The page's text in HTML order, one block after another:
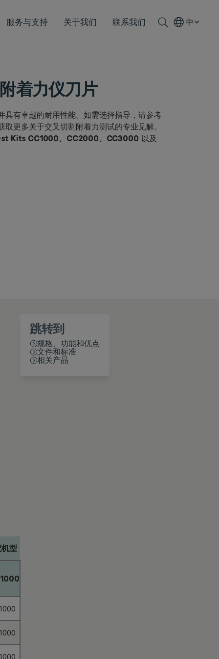
服务与支持 关于我们 联系我们 中
着力仪刀片
具有卓越的耐用性能。如需选择指导，请参考
更多关于交叉切割附着力测试的专业见解。
Kits CC1000、CC2000、CC3000 以及
型
跳转到
规格、功能和优点
文件和标准
相关产品